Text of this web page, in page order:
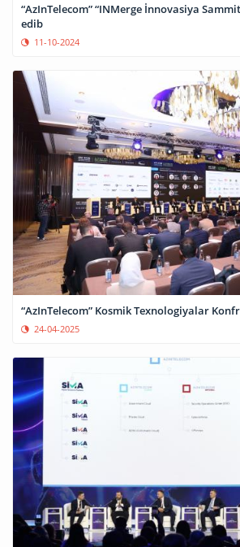
“AzInTelecom” “INMerge İnnovasiya
edib
11-10-2024
“AzInTelecom” Kosmik Texnologiyalar
24-04-2025